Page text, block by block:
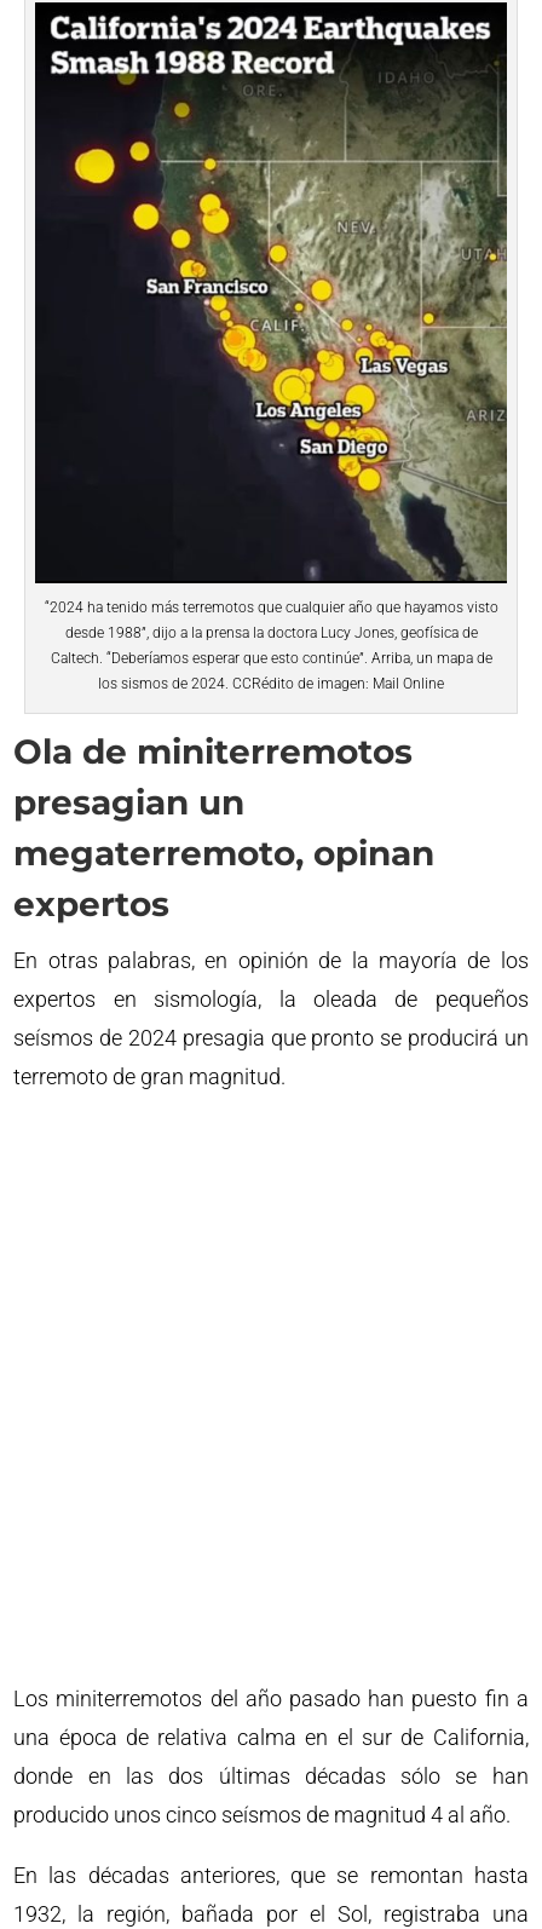
“2024 ha tenido más terremotos que cualquier año que hayamos visto
desde 1988”, dijo a la prensa la doctora Lucy Jones, geofísica de
Caltech. “Deberíamos esperar que esto continúe”. Arriba, un mapa de
los sismos de 2024. CCRédito de imagen: Mail Online
Ola de miniterremotos
presagian un
megaterremoto, opinan
expertos
En otras palabras, en opinión de la mayoría de los
expertos en sismología, la oleada de pequeños
seísmos de 2024 presagia que pronto se producirá un
terremoto de gran magnitud.
Los miniterremotos del año pasado han puesto fin a
una época de relativa calma en el sur de California,
donde en las dos últimas décadas sólo se han
producido unos cinco seísmos de magnitud 4 al año.
En las décadas anteriores, que se remontan hasta
1932, la región, bañada por el Sol, registraba una